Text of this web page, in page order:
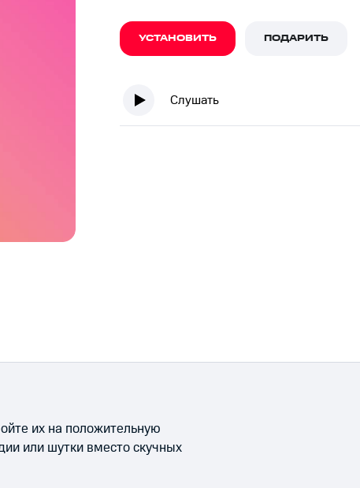
УСТАНОВИТЬ ПОДАРИТЬ
Слушать
их на положительную
или шутки вместо скучных